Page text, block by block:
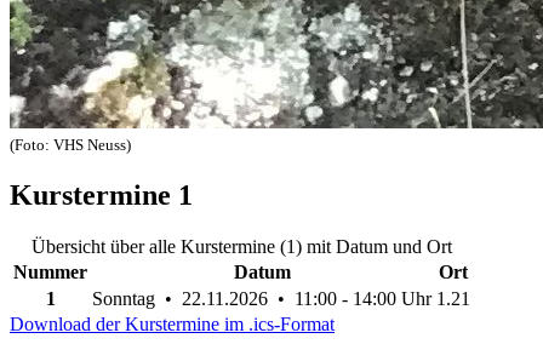
(Foto: VHS Neuss)
Kurstermine 1
Übersicht über alle Kurstermine (1) mit Datum und Ort
Nummer
Datum
Ort
1
Sonntag • 22.11.2026 • 11:00 - 14:00 Uhr 1.21
Download der Kurstermine im .ics-Format